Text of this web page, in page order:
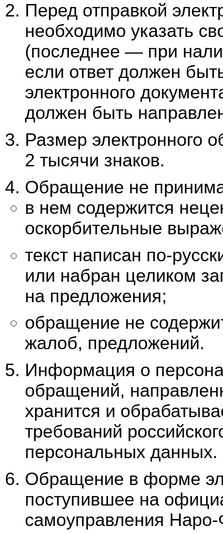
Перед отправкой
необходимо указать
(последнее — при
если ответ должен
электронного
должен быть
Размер электронного
2 тысячи знаков.
Обращение не
в нем содержится
оскорбительные
текст написан по-
или набран целиком
на предложения;
обращение не
жалоб, предложений.
Информация о
обращений,
хранится и
требований
персональных данных.
Обращение в форме
поступившее на
самоуправления Наро-